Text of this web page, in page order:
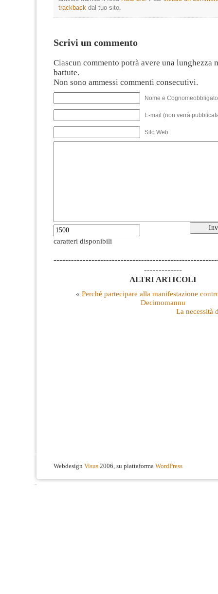
trackback dal tuo sito.
Scrivi un commento
Ciascun commento potrà avere una lunghezza
battute.
Non sono ammessi commenti consecutivi.
Nome e
E-mail (non verrà
Sito Web
caratteri disponibili
-------------
ALTRI ARTICOLI
« Perché partecipare alla manifestazione
Decimomannu
La necessità
Webdesign Visus 2006, su piattaforma WordPress